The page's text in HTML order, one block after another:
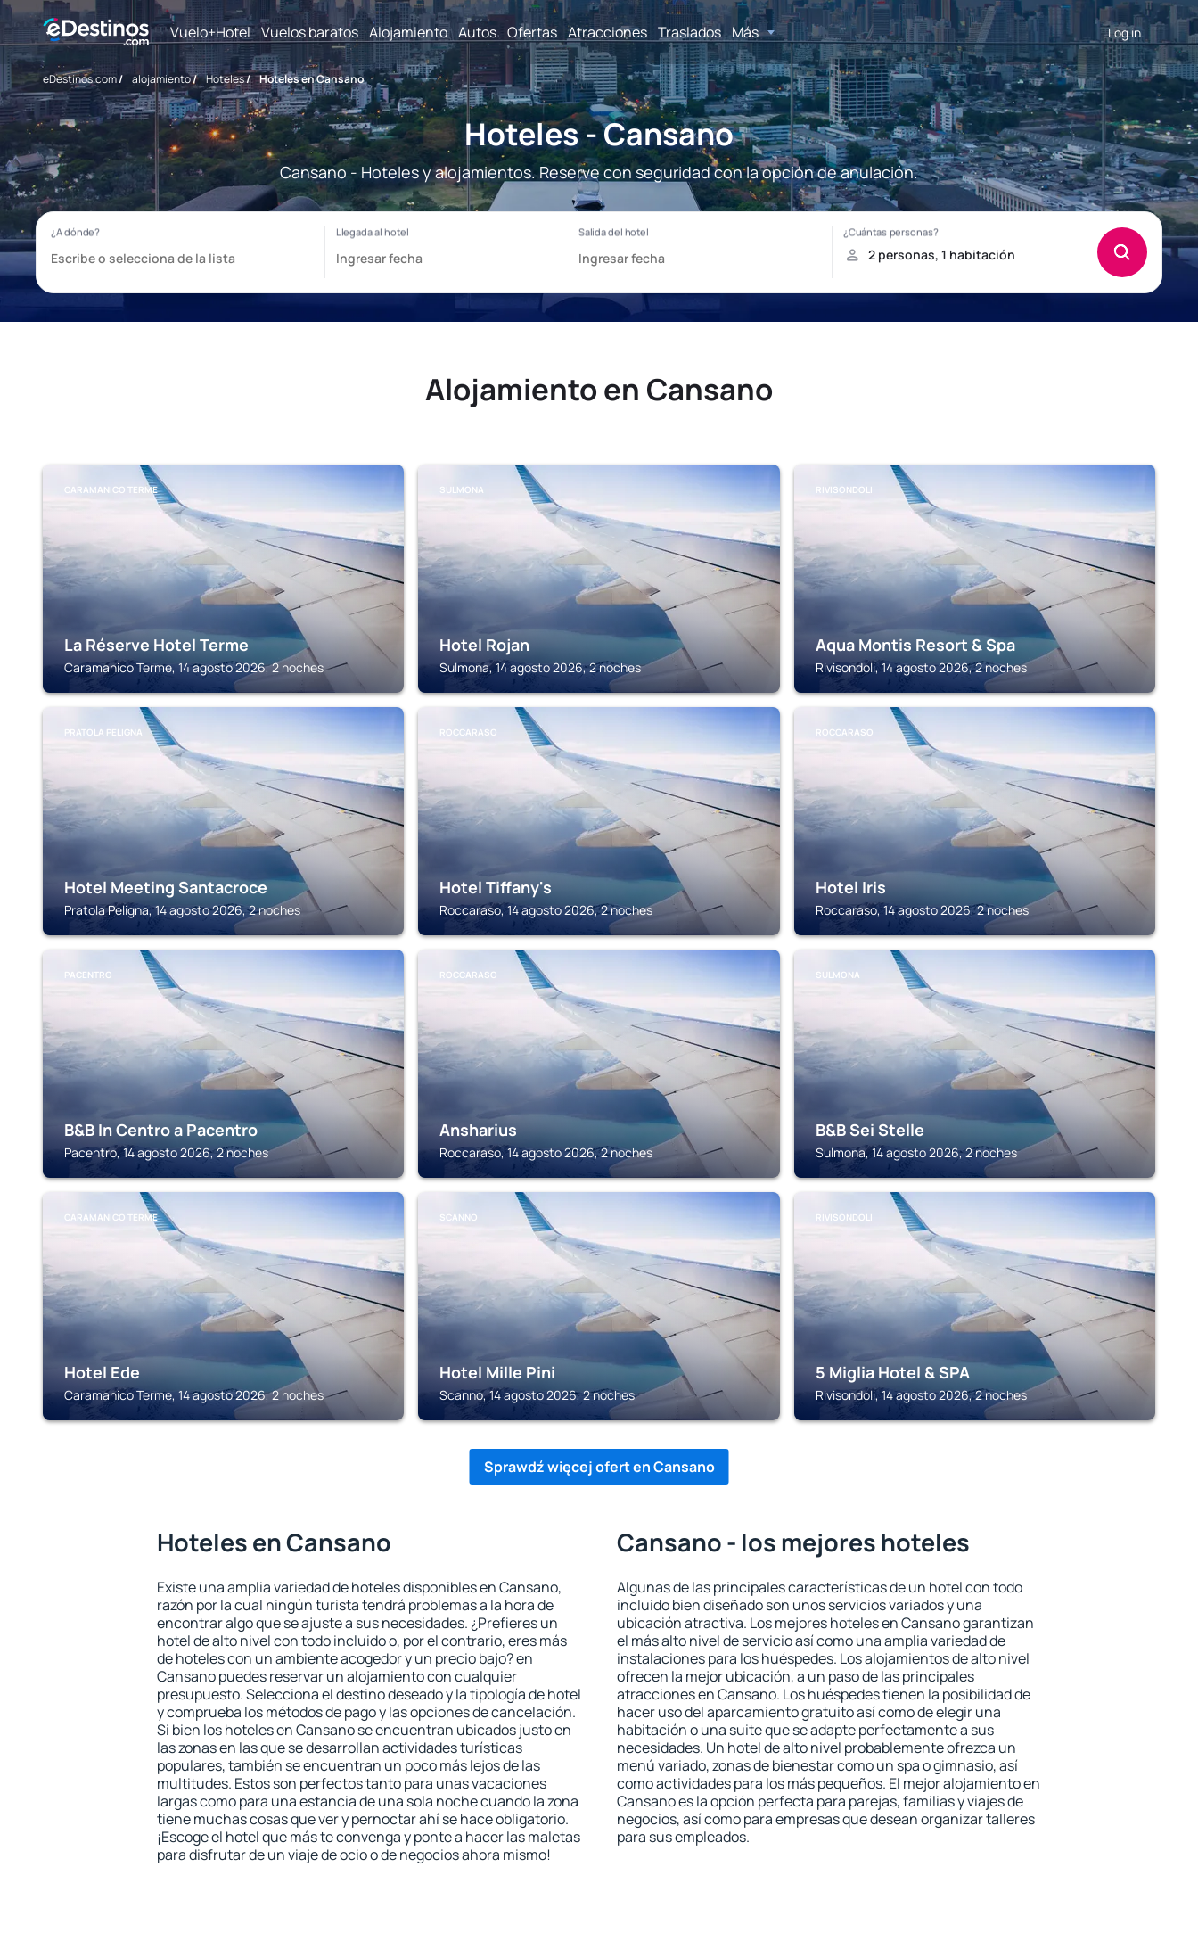
Vuelo+Hotel Vuelos baratos Alojamiento Autos Ofertas Atracciones Traslados Más Log in
eDestinos.com/ alojamiento/ Hoteles/ Hoteles en Cansano
Hoteles - Cansano
Cansano - Hoteles y alojamientos. Reserve con seguridad con la opción de anulación.
Alojamiento en Cansano
CARAMANICO TERME
La Réserve Hotel Terme
Caramanico Terme, 14 agosto 2026, 2 noches
SULMONA
Hotel Rojan
Sulmona, 14 agosto 2026, 2 noches
RIVISONDOLI
Aqua Montis Resort & Spa
Rivisondoli, 14 agosto 2026, 2 noches
PRATOLA PELIGNA
Hotel Meeting Santacroce
Pratola Peligna, 14 agosto 2026, 2 noches
ROCCARASO
Hotel Tiffany's
Roccaraso, 14 agosto 2026, 2 noches
ROCCARASO
Hotel Iris
Roccaraso, 14 agosto 2026, 2 noches
PACENTRO
B&B In Centro a Pacentro
Pacentro, 14 agosto 2026, 2 noches
ROCCARASO
Ansharius
Roccaraso, 14 agosto 2026, 2 noches
SULMONA
B&B Sei Stelle
Sulmona, 14 agosto 2026, 2 noches
CARAMANICO TERME
Hotel Ede
Caramanico Terme, 14 agosto 2026, 2 noches
SCANNO
Hotel Mille Pini
Scanno, 14 agosto 2026, 2 noches
RIVISONDOLI
5 Miglia Hotel & SPA
Rivisondoli, 14 agosto 2026, 2 noches
Sprawdź więcej ofert en Cansano
Hoteles en Cansano
Existe una amplia variedad de hoteles disponibles en Cansano,
razón por la cual ningún turista tendrá problemas a la hora de
encontrar algo que se ajuste a sus necesidades. ¿Prefieres un
hotel de alto nivel con todo incluido o, por el contrario, eres más
de hoteles con un ambiente acogedor y un precio bajo? en
Cansano puedes reservar un alojamiento con cualquier
presupuesto. Selecciona el destino deseado y la tipología de hotel
y comprueba los métodos de pago y las opciones de cancelación.
Si bien los hoteles en Cansano se encuentran ubicados justo en
las zonas en las que se desarrollan actividades turísticas
populares, también se encuentran un poco más lejos de las
multitudes. Estos son perfectos tanto para unas vacaciones
largas como para una estancia de una sola noche cuando la zona
tiene muchas cosas que ver y pernoctar ahí se hace obligatorio.
¡Escoge el hotel que más te convenga y ponte a hacer las maletas
para disfrutar de un viaje de ocio o de negocios ahora mismo!
Cansano - los mejores hoteles
Algunas de las principales características de un hotel con todo
incluido bien diseñado son unos servicios variados y una
ubicación atractiva. Los mejores hoteles en Cansano garantizan
el más alto nivel de servicio así como una amplia variedad de
instalaciones para los huéspedes. Los alojamientos de alto nivel
ofrecen la mejor ubicación, a un paso de las principales
atracciones en Cansano. Los huéspedes tienen la posibilidad de
hacer uso del aparcamiento gratuito así como de elegir una
habitación o una suite que se adapte perfectamente a sus
necesidades. Un hotel de alto nivel probablemente ofrezca un
menú variado, zonas de bienestar como un spa o gimnasio, así
como actividades para los más pequeños. El mejor alojamiento en
Cansano es la opción perfecta para parejas, familias y viajes de
negocios, así como para empresas que desean organizar talleres
para sus empleados.